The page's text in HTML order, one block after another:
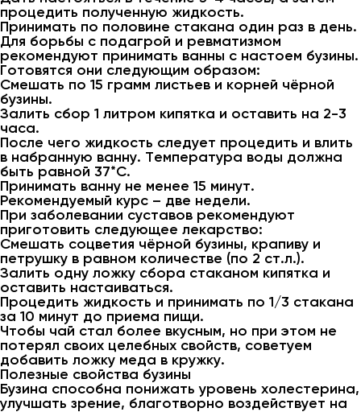
процедить полученную жидкость.
Принимать по половине стакана один раз в день.
Для борьбы с подагрой и ревматизмом
рекомендуют принимать ванны с настоем бузины.
Готовятся они следующим образом:
Смешать по 15 грамм листьев и корней чёрной
бузины.
Залить сбор 1 литром кипятка и оставить на 2-3
часа.
После чего жидкость следует процедить и влить
в набранную ванну. Температура воды должна
быть равной 37*С.
Принимать ванну не менее 15 минут.
Рекомендуемый курс – две недели.
При заболевании суставов рекомендуют
приготовить следующее лекарство:
Смешать соцветия чёрной бузины, крапиву и
петрушку в равном количестве (по 2 ст.л.).
Залить одну ложку сбора стаканом кипятка и
оставить настаиваться.
Процедить жидкость и принимать по 1/3 стакана
за 10 минут до приема пищи.
Чтобы чай стал более вкусным, но при этом не
потерял своих целебных свойств, советуем
добавить ложку меда в кружку.
Полезные свойства бузины
Бузина способна понижать уровень холестерина,
улучшать зрение, благотворно воздействует на